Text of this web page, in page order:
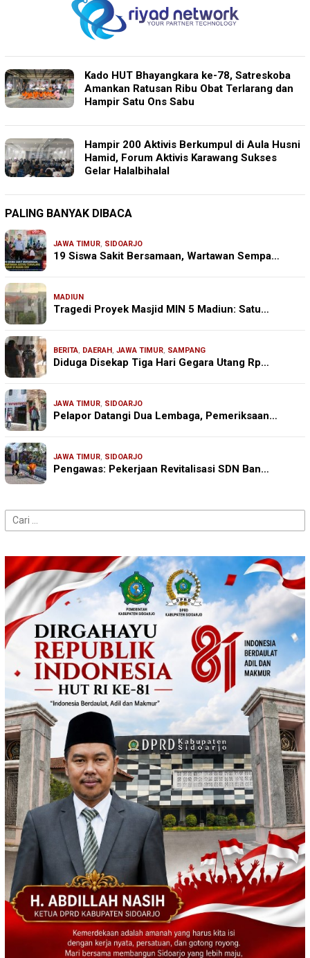
Kado HUT Bhayangkara ke-78, Satreskoba
Amankan Ratusan Ribu Obat Terlarang dan
Hampir Satu Ons Sabu
Hampir 200 Aktivis Berkumpul di Aula Husni
Hamid, Forum Aktivis Karawang Sukses
Gelar Halalbihalal
PALING BANYAK DIBACA
JAWA TIMUR, SIDOARJO
19 Siswa Sakit Bersamaan, Wartawan Sempa…
MADIUN
Tragedi Proyek Masjid MIN 5 Madiun: Satu…
BERITA, DAERAH, JAWA TIMUR, SAMPANG
Diduga Disekap Tiga Hari Gegara Utang Rp…
JAWA TIMUR, SIDOARJO
Pelapor Datangi Dua Lembaga, Pemeriksaan…
JAWA TIMUR, SIDOARJO
Pengawas: Pekerjaan Revitalisasi SDN Ban…
Cari
untuk: